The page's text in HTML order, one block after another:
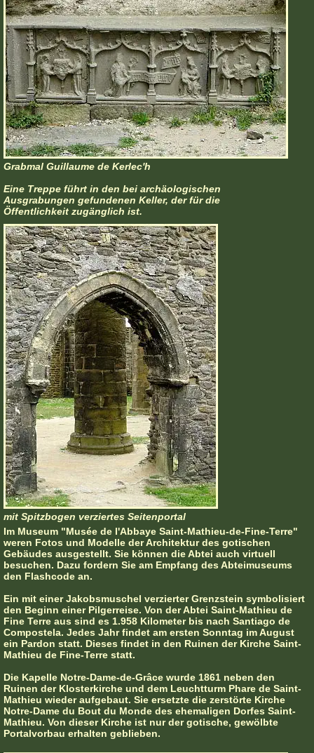
Grabmal Guillaume de Kerlec'h
Eine Treppe führt in den bei archäologischen
Ausgrabungen gefundenen Keller, der für die
Öffentlichkeit zugänglich ist.
mit Spitzbogen verziertes Seitenportal
Im Museum "Musée de l'Abbaye Saint-Mathieu-de-Fine-Terre"
weren Fotos und Modelle der Architektur des gotischen
Gebäudes ausgestellt. Sie können die Abtei auch virtuell
besuchen. Dazu fordern Sie am Empfang des Abteimuseums
den Flashcode an.
Ein mit einer Jakobsmuschel verzierter Grenzstein symbolisiert
den Beginn einer Pilgerreise. Von der Abtei Saint-Mathieu de
Fine Terre aus sind es 1.958 Kilometer bis nach Santiago de
Compostela. Jedes Jahr findet am ersten Sonntag im August
ein Pardon statt. Dieses findet in den Ruinen der Kirche Saint-
Mathieu de Fine-Terre statt.
Die Kapelle Notre-Dame-de-Grâce wurde 1861 neben den
Ruinen der Klosterkirche und dem Leuchtturm Phare de Saint-
Mathieu wieder aufgebaut. Sie ersetzte die zerstörte Kirche
Notre-Dame du Bout du Monde des ehemaligen Dorfes Saint-
Mathieu. Von dieser Kirche ist nur der gotische, gewölbte
Portalvorbau erhalten geblieben.